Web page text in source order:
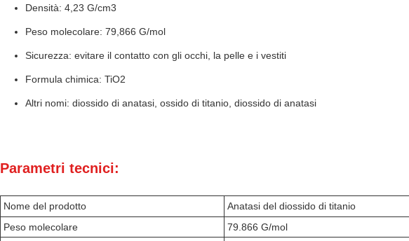
Densità: 4,23 G/cm3
Peso molecolare: 79,866 G/mol
Sicurezza: evitare il contatto con gli occhi, la pelle e i vestiti
Formula chimica: TiO2
Altri nomi: diossido di anatasi, ossido di titanio, diossido di anatasi
Parametri tecnici:
Nome del prodotto
Anatasi del diossido di titanio
Peso molecolare
79.866 G/mol